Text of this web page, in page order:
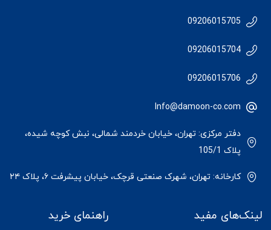
09206015705
09206015704
09206015706
Info@damoon-co.com
دفتر مرکزی: تهران، خیابان خردمند شمالی، نبش کوچه شیده،
پلاک 105/1
کارخانه: تهران، شهرک صنعتی قرچک، خیابان پیشرفت ۶، پلاک ۲۴
لینک‌های مفید راهنمای خرید